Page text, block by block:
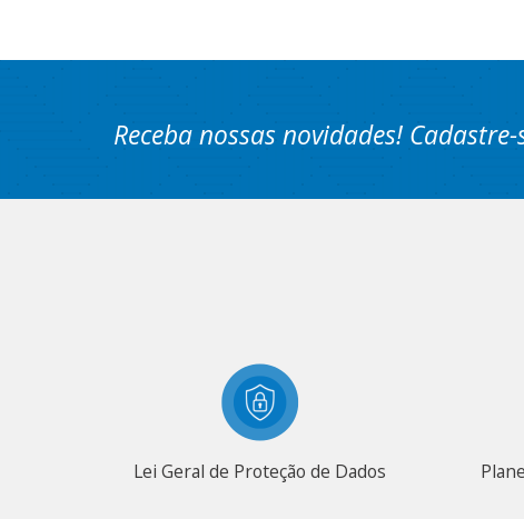
Receba nossas novidades! Cadastre-
Lei Geral de Proteção de Dados